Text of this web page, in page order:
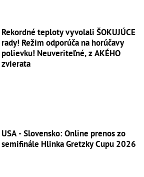
Rekordné teploty vyvolali ŠOKUJÚCE
rady! Režim odporúča na horúčavy
polievku! Neuveriteľné, z AKÉHO
zvierata
USA - Slovensko: Online prenos zo
semifinále Hlinka Gretzky Cupu 2026